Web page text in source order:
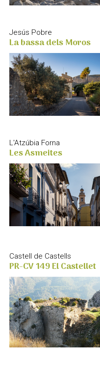
Jesús Pobre
La bassa dels Moros
L'Atzúbia Forna
Les Asmeites
Castell de Castells
PR-CV 149 El Castellet